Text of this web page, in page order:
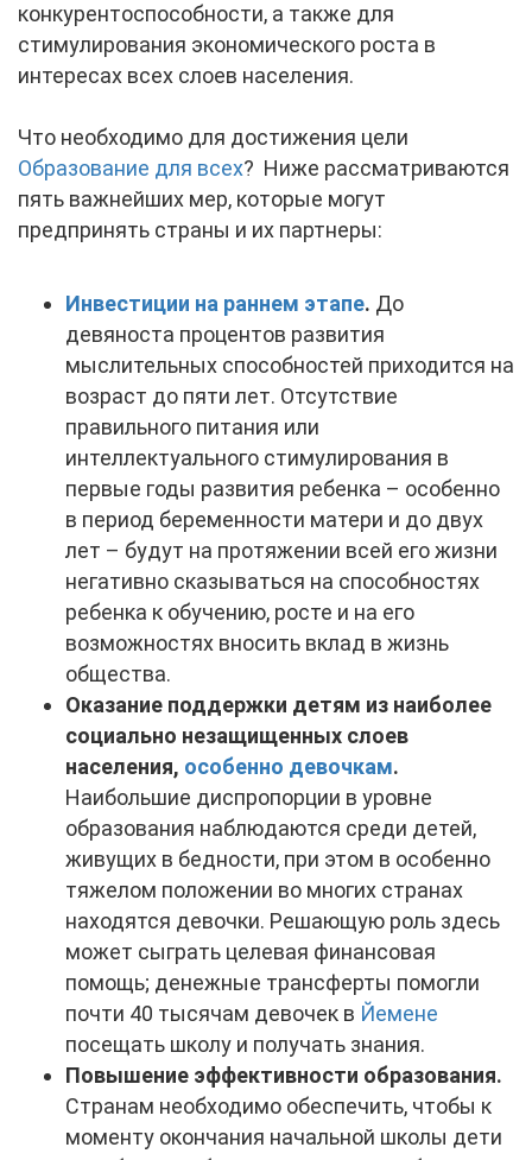
конкурентоспособности, а также для
стимулирования экономического роста в
интересах всех слоев населения.
Что необходимо для достижения цели
Образование для всех? Ниже рассматриваются
пять важнейших мер, которые могут
предпринять страны и их партнеры:
Инвестиции на раннем этапе. До
девяноста процентов развития
мыслительных способностей приходится на
возраст до пяти лет. Отсутствие
правильного питания или
интеллектуального стимулирования в
первые годы развития ребенка – особенно
в период беременности матери и до двух
лет – будут на протяжении всей его жизни
негативно сказываться на способностях
ребенка к обучению, росте и на его
возможностях вносить вклад в жизнь
общества.
Оказание поддержки детям из наиболее
социально незащищенных слоев
населения, особенно девочкам.
Наибольшие диспропорции в уровне
образования наблюдаются среди детей,
живущих в бедности, при этом в особенно
тяжелом положении во многих странах
находятся девочки. Решающую роль здесь
может сыграть целевая финансовая
помощь; денежные трансферты помогли
почти 40 тысячам девочек в Йемене
посещать школу и получать знания.
Повышение эффективности образования.
Странам необходимо обеспечить, чтобы к
моменту окончания начальной школы дети